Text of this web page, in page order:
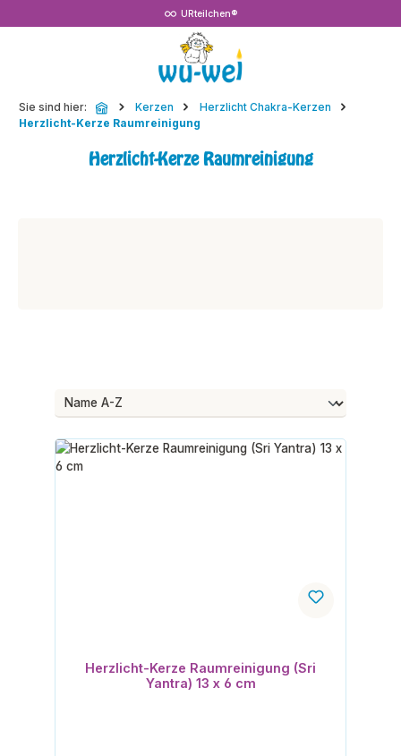
URteilchen®
Sie sind hier: Kerzen
Herzlicht Chakra-Kerzen
Herzlicht-Kerze Raumreinigung
Herzlicht-Kerze Raumreinigung
Herzlicht-Kerze Raumreinigung (Sri
Yantra) 13 x 6 cm